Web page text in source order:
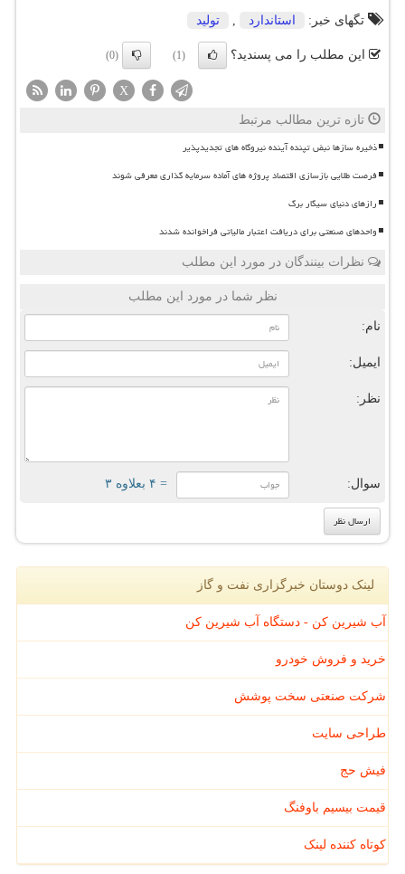
تگهای خبر: استاندارد , تولید
این مطلب را می پسندید؟ (1)
(0)
X
تازه ترین مطالب مرتبط
ذخیره سازها نبض تپنده آینده نیروگاه های تجدیدپذیر
فرصت طلایی بازسازی اقتصاد پروژه های آماده سرمایه گذاری معرفی شوند
رازهای دنیای سیگار برگ
واحدهای صنعتی برای دریافت اعتبار مالیاتی فراخوانده شدند
نظرات بینندگان در مورد این مطلب
نظر شما در مورد این مطلب
نام:
ایمیل:
نظر:
سوال: = ۴ بعلاوه ۳
لینک دوستان خبرگزاری نفت و گاز
آب شیرین کن - دستگاه آب شیرین کن
خرید و فروش خودرو
شرکت صنعتی سخت پوشش
طراحی سایت
فیش حج
قیمت بیسیم باوفنگ
کوتاه کننده لینک